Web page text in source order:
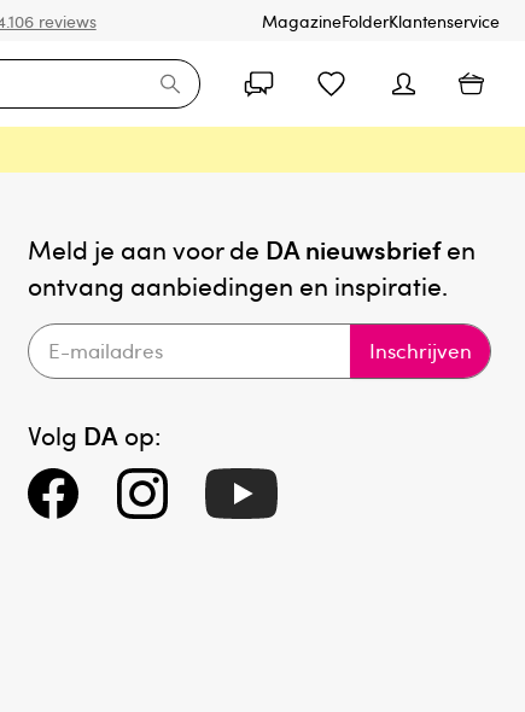
reviews MagazineFolderKlantenservice
Meld je aan voor de DA nieuwsbriefen
ontvang aanbiedingen en inspiratie.
Inschrijven
Volg DA op: